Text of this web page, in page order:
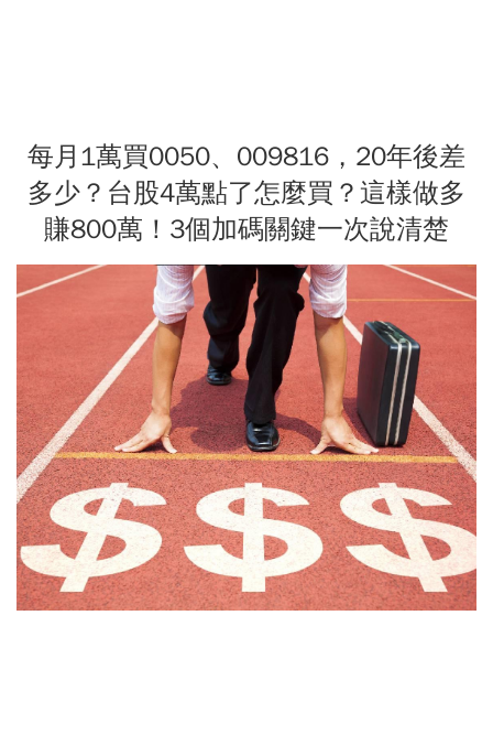
每月1萬買0050、009816，20年後差
多少？台股4萬點了怎麼買？這樣做多
賺800萬！3個加碼關鍵一次說清楚